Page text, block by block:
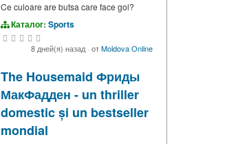
Ce culoare are butsa care face gol?
Каталог: Sports
8 дней(я) назад· отMoldova Online
The Housemaid Фриды
МакФадден - un thriller
domestic și un bestseller
mondial